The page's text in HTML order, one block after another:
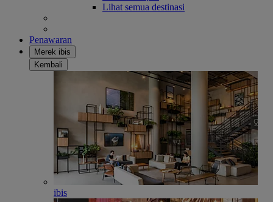
Lihat semua destinasi
Penawaran
Merek ibis
Kembali
ibis